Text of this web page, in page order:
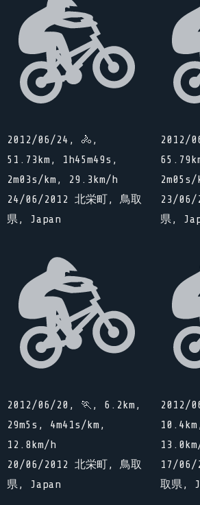
2012/06/24, 🚴,
51.73km, 1h45m49s,
2m03s/km, 29.3km/h
24/06/2012 北栄町, 鳥取
県, Japan
2012/
23/06/
県,
2012/06/20, 🏃, 6.2km,
29m5s, 4m41s/km,
12.8km/h
20/06/2012 北栄町, 鳥取
県, Japan
2012/
17/06/
取県,